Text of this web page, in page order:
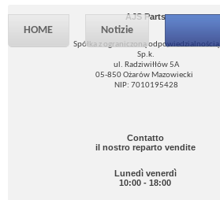
HOME Notizie
AJS Parts
Spółka z ograniczoną odpowiedzialnością
Sp.k.
ul. Radziwiłłów 5A
05-850 Ożarów Mazowiecki
NIP: 7010195428
Contatto
il nostro reparto vendite
Lunedì venerdì
10:00 - 18:00